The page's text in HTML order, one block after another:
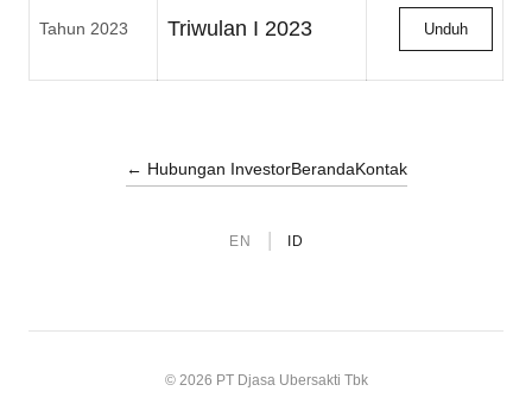
Tahun 2023 Triwulan I 2023 Unduh
← Hubungan InvestorBerandaKontak
EN | ID
© 2026 PT Djasa Ubersakti Tbk